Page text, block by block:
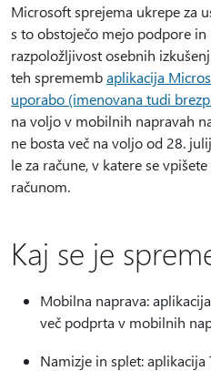
Microsoft sprejema ukrepe za
s to obstoječo mejo podpore
razpoložljivost osebnih
teh spremembaplikacija
uporabo (imenovana tudi
na voljo v mobilnih napravah
ne bosta več na voljo od 28.
le za račune, v katere se
računom.
Kaj se je
Mobilna naprava:
več podprta v mobilnih
Namizje in splet: